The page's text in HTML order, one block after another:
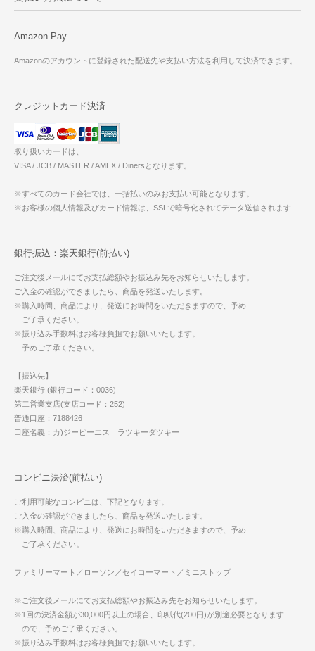
Amazon Pay
Amazonのアカウントに登録された配送先や支払い方法を利用して決済できます。
クレジットカード決済
取り扱いカードは、
VISA / JCB / MASTER / AMEX / Dinersとなります。
※すべてのカード会社では、一括払いのみお支払い可能となります。
※お客様の個人情報及びカード情報は、SSLで暗号化されてデータ送信されます
銀行振込：楽天銀行(前払い)
ご注文後メールにてお支払総額やお振込み先をお知らせいたします。
ご入金の確認ができましたら、商品を発送いたします。
※購入時間、商品により、発送にお時間をいただきますので、予め
ご了承ください。
※振り込み手数料はお客様負担でお願いいたします。
予めご了承ください。
【振込先】
楽天銀行 (銀行コード：0036)
第二営業支店(支店コード：252)
普通口座：7188426
口座名義：カ)ジーピーエス ラツキーダツキー
コンビニ決済(前払い)
ご利用可能なコンビニは、下記となります。
ご入金の確認ができましたら、商品を発送いたします。
※購入時間、商品により、発送にお時間をいただきますので、予め
ご了承ください。
ファミリーマート／ローソン／セイコーマート／ミニストップ
※ご注文後メールにてお支払総額やお振込み先をお知らせいたします。
※1回の決済金額が30,000円以上の場合、印紙代(200円)が別途必要となります
ので、予めご了承ください。
※振り込み手数料はお客様負担でお願いいたします。